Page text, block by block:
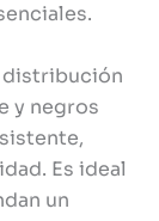
distribución
y negros
Es ideal
un